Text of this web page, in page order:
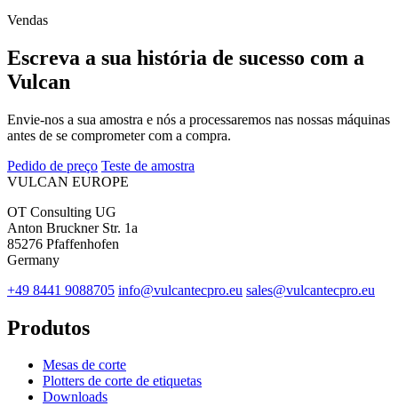
Vendas
Escreva a sua história de sucesso com a
Vulcan
Envie-nos a sua amostra e nós a processaremos nas nossas máquinas
antes de se comprometer com a compra.
Pedido de preço Teste de amostra
VULCAN EUROPE
OT Consulting UG
Anton Bruckner Str. 1a
85276 Pfaffenhofen
Germany
+49 8441 9088705 info@vulcantecpro.eu sales@vulcantecpro.eu
Produtos
Mesas de corte
Plotters de corte de etiquetas
Downloads